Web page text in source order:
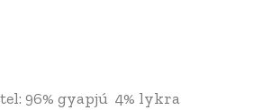
96% gyapjú 4% lykra